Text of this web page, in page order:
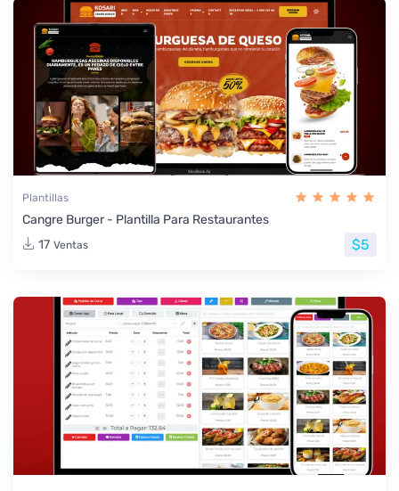
Plantillas
Cangre Burger - Plantilla Para Restaurantes
17 Ventas $5